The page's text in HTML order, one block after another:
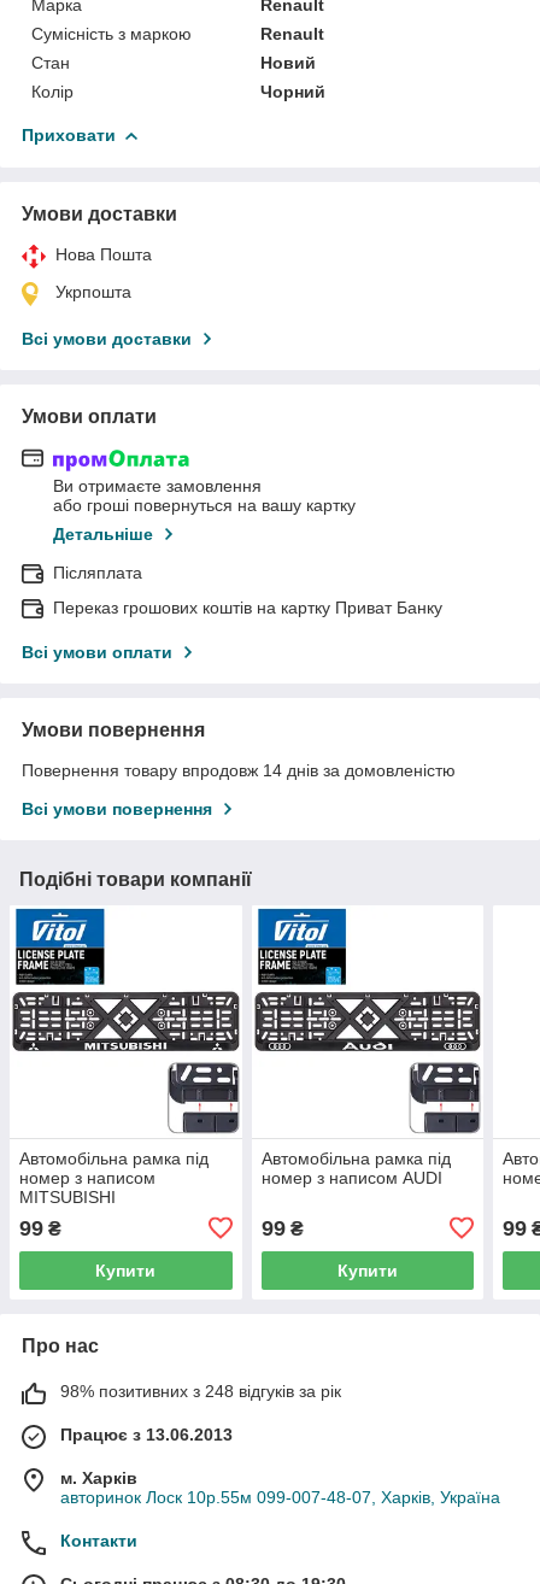
Марка
Renault
Сумісність з маркою
Renault
Стан
Новий
Колір
Чорний
Приховати
Умови доставки
Нова Пошта
Укрпошта
Всі умови доставки
Умови оплати
Ви отримаєте замовлення
або гроші повернуться на вашу картку
Детальніше
Післяплата
Переказ грошових коштів на картку Приват Банку
Всі умови оплати
Умови повернення
Повернення товару впродовж 14 днів за домовленістю
Всі умови повернення
Подібні товари компанії
Автомобiльна рамка пiд
номер з написом
MITSUBISHI
99 ₴
Купити
Автомобiльна рамка пiд
номер з написом AUDI
99₴
Купити
99
Про нас
98% позитивних з 248 відгуків за рік
Працює з 13.06.2013
м. Харків
авторинок Лоск 10р.55м 099-007-48-07, Харків, Україна
Контакти